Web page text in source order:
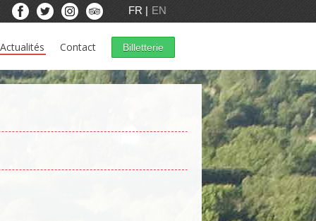
FR EN
Actualités Contact Billetterie